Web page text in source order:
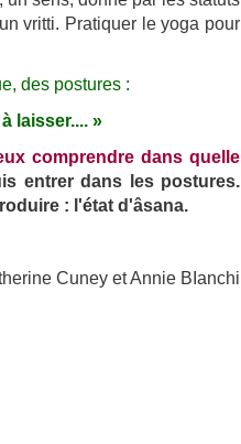
vritti. Pratiquer le yoga pour
des postures :
laisser.... »
comprendre dans quelle
entrer dans les postures.
: l'état d'âsana.
Cuney et Annie BIanchi